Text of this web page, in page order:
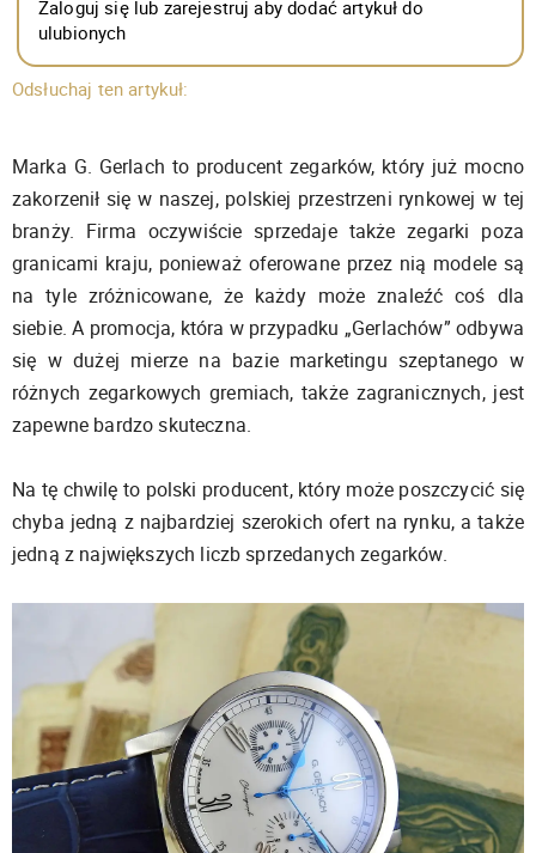
Zaloguj się lub zarejestruj aby dodać artykuł do
ulubionych
Odsłuchaj ten artykuł:
Marka G. Gerlach to producent zegarków, który już mocno
zakorzenił się w naszej, polskiej przestrzeni rynkowej w tej
branży. Firma oczywiście sprzedaje także zegarki poza
granicami kraju, ponieważ oferowane przez nią modele są
na tyle zróżnicowane, że każdy może znaleźć coś dla
siebie. A promocja, która w przypadku „Gerlachów” odbywa
się w dużej mierze na bazie marketingu szeptanego w
różnych zegarkowych gremiach, także zagranicznych, jest
zapewne bardzo skuteczna.
Na tę chwilę to polski producent, który może poszczycić się
chyba jedną z najbardziej szerokich ofert na rynku, a także
jedną z największych liczb sprzedanych zegarków.